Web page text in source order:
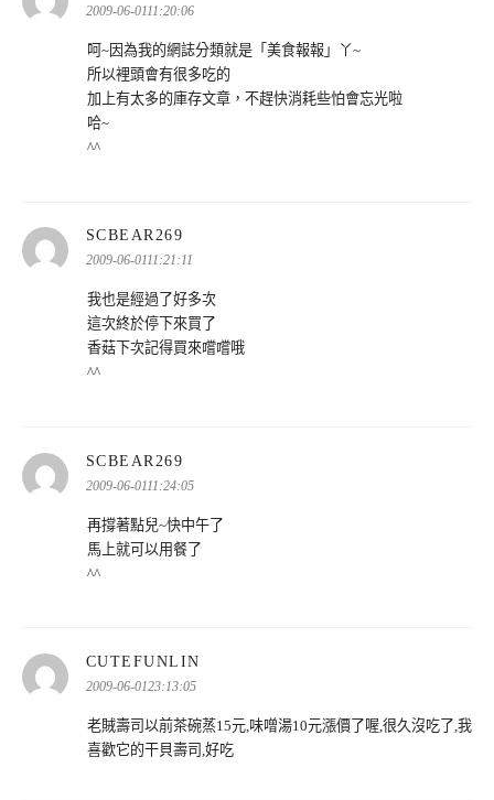
示:
2009-06-0111:20:06
呵~因為我的網誌分類就是「美食報報」丫~
所以裡頭會有很多吃的
加上有太多的庫存文章，不趕快消耗些怕會忘光啦
哈~
^^
SCBEAR269
示:
2009-06-0111:21:11
我也是經過了好多次
這次終於停下來買了
香菇下次記得買來嚐嚐哦
^^
SCBEAR269
示:
2009-06-0111:24:05
再撐著點兒~快中午了
馬上就可以用餐了
^^
CUTEFUNLIN
2009-06-0123:13:05
老賊壽司以前茶碗蒸15元,味噌湯10元漲價了喔,很久沒吃了,我
喜歡它的干貝壽司,好吃